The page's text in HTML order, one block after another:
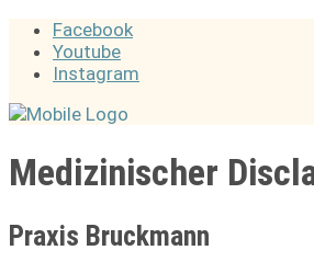
Facebook
Youtube
Instagram
Medizinischer
Praxis Bruckmann